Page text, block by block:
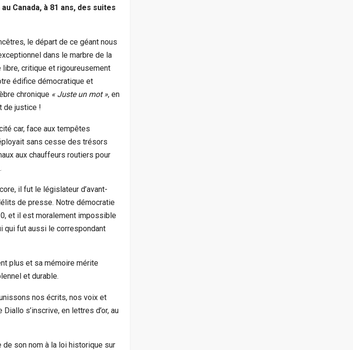
Canada, à 81 ans, des suites
le départ de ce géant nous
dans le marbre de la
critique et rigoureusement
édifice démocratique et
chronique « Juste un mot », en
de justice !
car, face aux tempêtes
sans cesse des trésors
aux chauffeurs routiers pour
il fut le législateur d’avant-
de presse. Notre démocratie
et il est moralement impossible
qui fut aussi le correspondant
plus et sa mémoire mérite
et durable.
nos écrits, nos voix et
s’inscrive, en lettres d’or, au
son nom à la loi historique sur